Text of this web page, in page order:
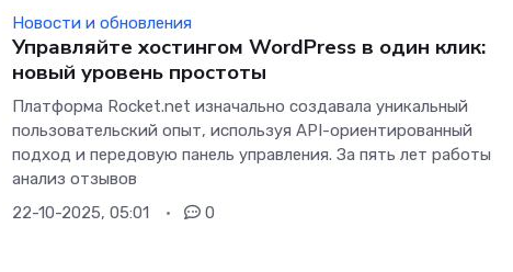
Новости и обновления
Управляйте хостингом WordPress в один клик:
новый уровень простоты
Платформа Rocket.net изначально создавала уникальный
пользовательский опыт, используя API-ориентированный
подход и передовую панель управления. За пять лет работы
анализ отзывов
22-10-2025, 05:01
0